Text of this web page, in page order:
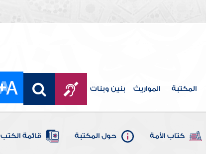
المكتبة المواريث بنين وبنات
كتاب الأمة حول المكتبة قائمة الكتب